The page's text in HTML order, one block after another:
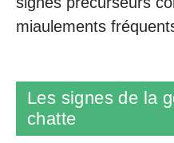
miaulements
Les signes de la
chatte